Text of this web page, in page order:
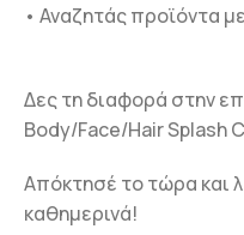
• Αναζητάς προϊόντα
Δες τη διαφορά στην
Body/Face/Hair Splash
Απόκτησέ το τώρα και
καθημερινά!